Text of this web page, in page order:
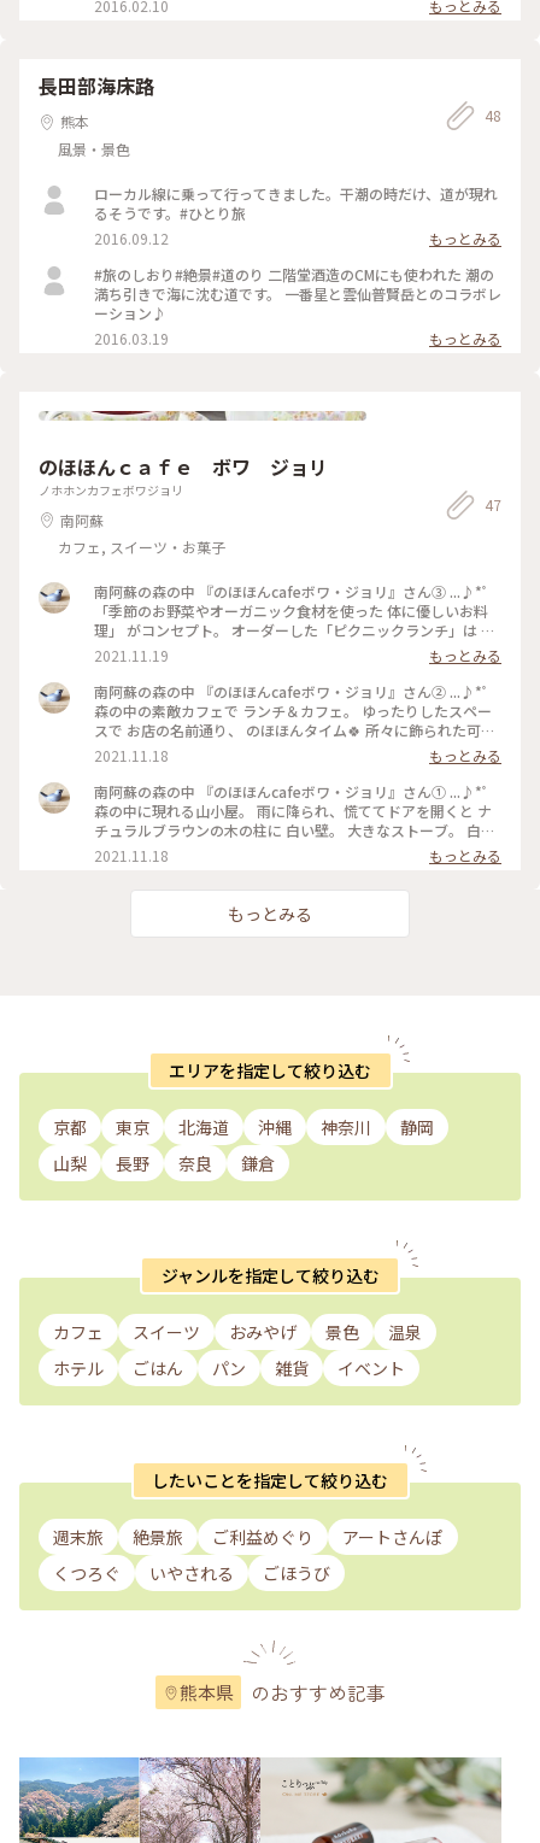
2016.02.10 もっとみる
長田部海床路
熊本
風景・景色
48
ローカル線に乗って行ってきました。干潮の時だけ、道が現れ
るそうです。#ひとり旅
2016.09.12
もっとみる
#旅のしおり#絶景#道のり 二階堂酒造のCMにも使われた 潮の
満ち引きで海に沈む道です。 一番星と雲仙普賢岳とのコラボレ
ーション♪
2016.03.19
もっとみる
のほほんｃａｆｅ ボワ ジョリ
ノホホンカフェボワジョリ
南阿蘇
カフェ, スイーツ・お菓子
47
南阿蘇の森の中 『のほほんcafeボワ・ジョリ』さん③ ...♪*ﾟ
「季節のお野菜やオーガニック食材を使った 体に優しいお料
理」 がコンセプト。 オーダーした「ピクニックランチ」は キ
ッシュにパン それに 彩り豊かなお野菜もりもり。 ラタントレ
ーがピクニック気分。 ♪♪ 白い窓。レースのカーテン。 ゆっ
たりした籐の椅子。 ドライフラワーに 絵本。 大好きの詰まっ
たカフェです☕*° #熊本県 #南阿蘇 #のほほんカフェボアジョ
リ #オーガニック食材を使ったお料理 #森の中のカフェ #飾ら
2021.11.19
もっとみる
南阿蘇の森の中 『のほほんcafeボワ・ジョリ』さん② ...♪*ﾟ
森の中の素敵カフェで ランチ＆カフェ。 ゆったりしたスペー
スで お店の名前通り、 のほほんタイム🍀 所々に飾られた可愛
い雑貨に キョロキョロしながら😊 ♪♪ 栗🌰のケーキは とろり
とした生クリームと 栗の相性がたまらない(୨୧ᵕ̤ᴗᵕ̤) チーズケー
キも ハズせない絶品です☕️ #熊本県 #南阿蘇 #のほほんカフェ
ボアジョリ #オーガニック食材を使ったお料理 #森の中のカフ
ェ #飾られた雑貨も可愛い #私のことりっぷ #秋日和
2021.11.18
もっとみる
南阿蘇の森の中 『のほほんcafeボワ・ジョリ』さん① ...♪*ﾟ
森の中に現れる山小屋。 雨に降られ、慌ててドアを開くと ナ
チュラルブラウンの木の柱に 白い壁。 大きなストーブ。 白い
籐椅子がゆったり置かれて。 ここは カントリーな世界観満載
の 素敵カフェ✿◔‿◔✿ ♪♪ ふと目につく雑貨にも 心惹かれ。
あ、そうだ💡´- 小さな鳥かご、 おうちでも 真似してみよう✨
#熊本県 #南阿蘇 #のほほんカフェボアジョリ #オーガニック食
材を使ったお料理 #森の中のカフェ #飾られた雑貨も可愛い #
2021.11.18 もっとみる
もっとみる
エリアを指定して絞り込む
京都 東京 北海道 沖縄 神奈川
静岡
山梨
長野 奈良 鎌倉
ジャンルを指定して絞り込む
カフェ スイーツ おみやげ 景色
温泉
ホテル
ごはん パン 雑貨 イベント
したいことを指定して絞り込む
週末旅 絶景旅 ご利益めぐり
アートさんぽ
くつろぐ
いやされる ごほうび
熊本県 のおすすめ記事